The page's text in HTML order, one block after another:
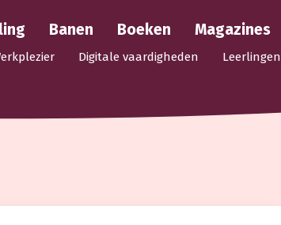
Banen Boeken Magazines
Digitale vaardigheden Leerlingen